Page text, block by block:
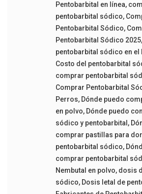
Pentobarbital en línea,
pentobarbital sódico,
Pentobarbital Sódico,
Pentobarbital Sódico 2025,
pentobarbital sódico en el
Costo del pentobarbital
comprar pentobarbital
Comprar Pentobarbital
Perros, Dónde puedo
en polvo, Dónde puedo
sódico y pentobarbital ,
comprar pastillas para
pentobarbital sódico,
comprar pentobarbital
Nembutal en polvo, dosis
sódico, Dosis letal de